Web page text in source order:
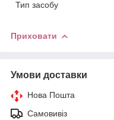
Тип засобу
Приховати
Умови доставки
Нова Пошта
Самовивіз